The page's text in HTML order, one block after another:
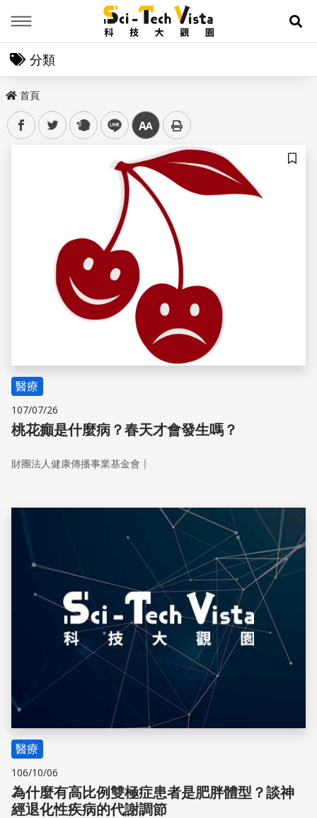
展
分類
首頁
facebooktwitter plurk line 中
儲存
醫療
107/07/26
桃花癲是什麼病？春天才會發生嗎？
財團法人健康傳播事業基金會 ｜
儲存
醫療
106/10/06
為什麼有高比例雙極症患者是肥胖體型？談神
經退化性疾病的代謝調節